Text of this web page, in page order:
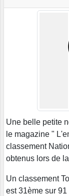
Une belle petite
le magazine "
classement
obtenus lors de
Un classement
est 31ème sur 91